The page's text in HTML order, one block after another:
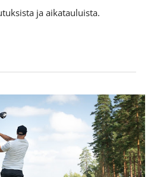
ja aikatauluista.